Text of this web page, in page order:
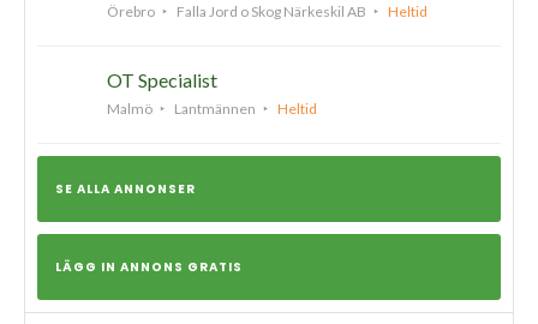
Örebro Falla Jord o Skog Närkeskil AB Heltid
OT Specialist
Malmö Lantmännen Heltid
SE ALLA ANNONSER
LÄGG IN ANNONS GRATIS